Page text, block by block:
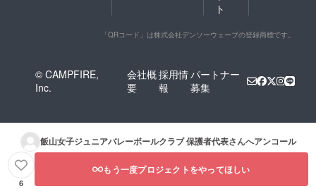
ト
「QRコード」は株式会社デンソーウェーブの登録商標です。
© CAMPFIRE,
Inc.
会社概
要
採用情
報
パートナー
募集
飯山女子ジュニアバレーボールクラブ 保護者代表さんへアンコール
6
もう一度プロジェクトをやってほしい